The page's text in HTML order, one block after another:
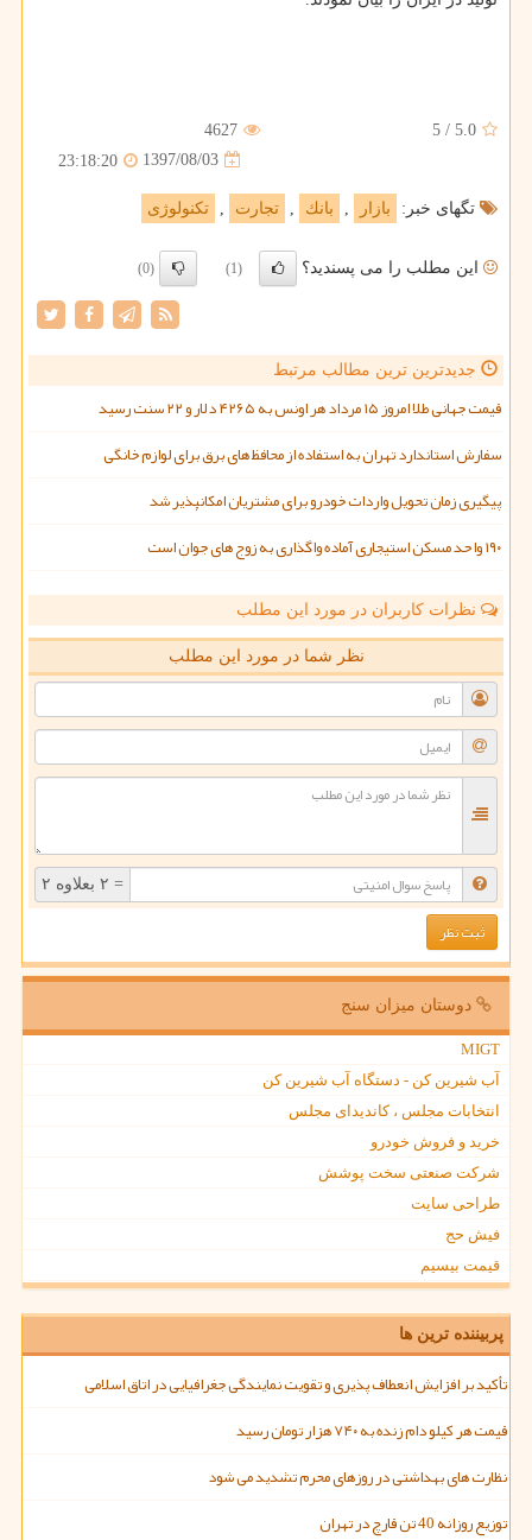
5.0
/
5
4627
1397/08/03
23:18:20
تگهای خبر: بازار بانك تجارت تكنولوژی
این مطلب را می پسندید؟ (1)
(0)
جدیدترین ترین مطالب مرتبط
قیمت جهانی طلا امروز ۱۵ مرداد هر اونس به ۴۲۶۵ دلار و ۲۲ سنت رسید
سفارش استاندارد تهران به استفاده از محافظ های برق برای لوازم خانگی
پیگیری زمان تحویل واردات خودرو برای مشتریان امکانپذیر شد
۱۹۰ واحد مسکن استیجاری آماده واگذاری به زوج های جوان است
نظرات کاربران در مورد این مطلب
نظر شما در مورد این مطلب
= ۲ بعلاوه ۲
دوستان میزان سنج
MIGT
آب شیرین کن - دستگاه آب شیرین کن
انتخابات مجلس ، کاندیدای مجلس
خرید و فروش خودرو
شرکت صنعتی سخت پوشش
طراحی سایت
فیش حج
قیمت بیسیم
پربیننده ترین ها
تأکید بر افزایش انعطاف پذیری و تقویت نمایندگی جغرافیایی در اتاق اسلامی
قیمت هر کیلو دام زنده به ۷۴۰ هزار تومان رسید
نظارت های بهداشتی در روزهای محرم تشدید می شود
توزیع روزانه 40 تن قارچ در تهران